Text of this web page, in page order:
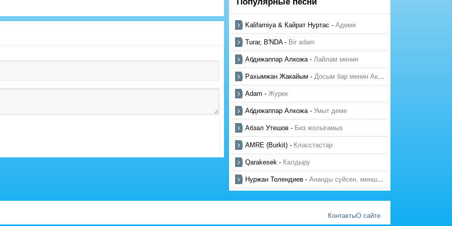
Kalifarniya & Кайрат Нуртас - Адеми
Turar, B'NDA- Bir adam
Абдижаппар Алкожа- Лайлам менин
Рахымжан Жакайым - Досым бар менин Актауда
Adam - Журек
Абдижаппар Алкожа- Умыт деме
Абзал Утешов - Биз жолыгамыз
AMRE (Burkit) - Класстастар
Qarakesek - Калдыру
Нуржан Толендиев - Ананды суйсен, менше суй
КонтактыО сайте